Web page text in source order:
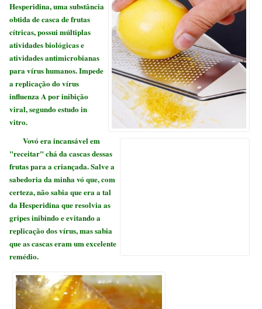
Hesperidina,umasubstância
obtidadecascadefrutas
cítricas,possuimúltiplas
atividades biológicas e
atividadesantimicrobianas
paravírus humanos. Impede
areplicaçãodovírus
influenza Apor inibição
viral, segundo estudoin
vitro.
Vovó era incansável em
"receitar" chá da cascas dessas
frutas para a criançada. Salve a
sabedoria da minha vó que, com
certeza, não sabia que era atal
daHesperidinaque resolvia as
gripes inibindo e evitando a
replicação dos vírus, mas sabia
que as cascas eram um excelente
remédio.